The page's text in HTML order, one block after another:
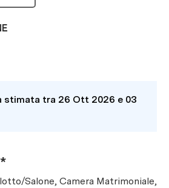
stimata tra 26 Ott 2026 e 03
Salone, Camera Matrimoniale,